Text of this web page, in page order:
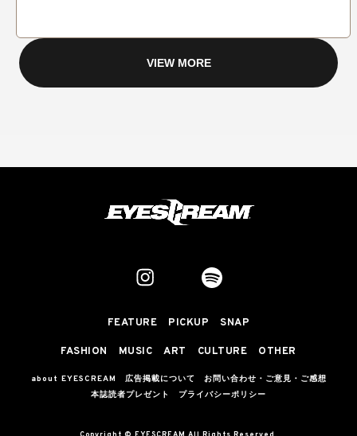
VIEW MORE
FEATURE PICKUP SNAP
FASHION MUSIC ART CULTURE OTHER
about EYESCREAM 広告掲載について
お問い合わせ・ご意見・ご感想
本誌読者プレゼント
プライバシーポリシー